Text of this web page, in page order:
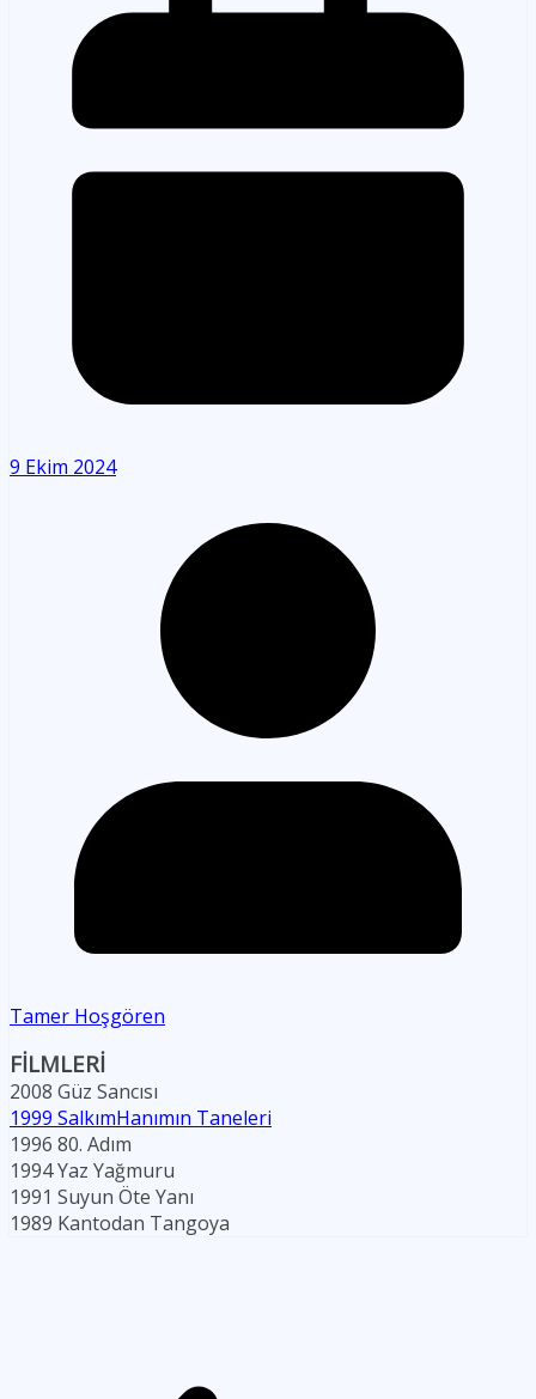
9 Ekim 2024
Tamer Hoşgören
FİLMLERİ
2008 Güz Sancısı
1999 SalkımHanımın Taneleri
1996 80. Adım
1994 Yaz Yağmuru
1991 Suyun Öte Yanı
1989 Kantodan Tangoya